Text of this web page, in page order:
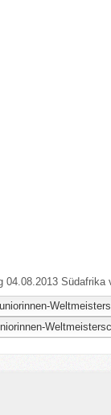
04.08.2013 Südafrika